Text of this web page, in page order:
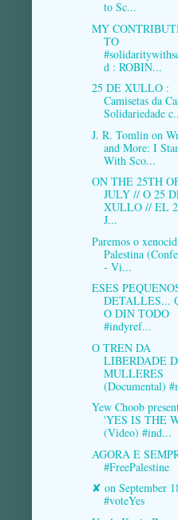
to Sc...
MY
TO
d : ROBIN...
25 DE XULLO :
Camisetas da
Solidariedade
J. R. Tomlin on
and More: I
With Sco...
ON THE 25TH
JULY // O 25
XULLO // EL
J...
Paremos o
Palestina
- Vi...
ESES
DETALLES...
O DIN TODO
#indyref...
O TREN DA
LIBERDADE
MULLERES
(Documental)
Yew Choob
'YES IS THE
(Video) #ind...
AGORA E
#FreePalestine
✘ on September
#voteYes